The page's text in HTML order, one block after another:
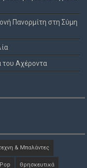
Πανορμίτη στη Σύμη
του Αχέροντα
& Μπαλάντες
Θρησκευτικά